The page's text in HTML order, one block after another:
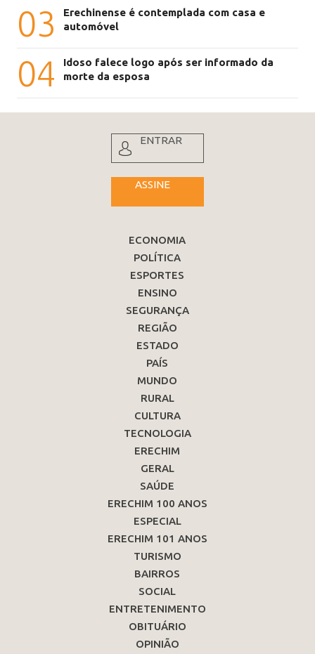
03
Erechinense é contemplada com casa e
automóvel
04
Idoso falece logo após ser informado da
morte da esposa
ENTRAR
ASSINE
ECONOMIA
POLÍTICA
ESPORTES
ENSINO
SEGURANÇA
REGIÃO
ESTADO
PAÍS
MUNDO
RURAL
CULTURA
TECNOLOGIA
ERECHIM
GERAL
SAÚDE
ERECHIM 100 ANOS
ESPECIAL
ERECHIM 101 ANOS
TURISMO
BAIRROS
SOCIAL
ENTRETENIMENTO
OBITUÁRIO
OPINIÃO